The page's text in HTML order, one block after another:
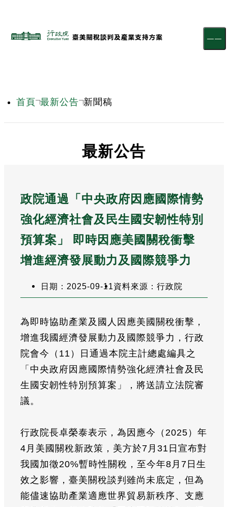
跳到主要內容區塊
首頁 最新公告 新聞稿
最新公告
政院通過「中央政府因應國際情勢
強化經濟社會及民生國安韌性特別
預算案」 即時因應美國關稅衝擊
增進經濟發展動力及國際競爭力
日期：2025-09-11 資料來源：行政院
為即時協助產業及國人因應美國關稅衝擊，
增進我國經濟發展動力及國際競爭力，行政
院會今（11）日通過本院主計總處編具之
「中央政府因應國際情勢強化經濟社會及民
生國安韌性特別預算案」，將送請立法院審
議。
行政院長卓榮泰表示，為因應今（2025）年
4月美國關稅新政策，美方於7月31日宣布對
我國加徵20%暫時性關稅，至今年8月7日生
效之影響，臺美關稅談判雖尚未底定，但為
能儘速協助產業適應世界貿易新秩序、支應